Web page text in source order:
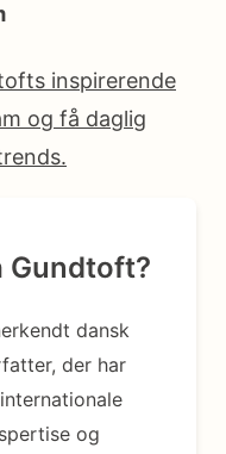
inspirerende
og få daglig
Gundtoft?
dansk
der har
og